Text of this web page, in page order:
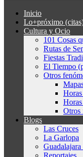
Inicio
Lo+próximo
Cultura y Ocio
101 Cosas
Rutas de
Fiestas
El Tiempo
Otros
Otros
Blogs
Las Cruces
La Garlopa
Reportajes